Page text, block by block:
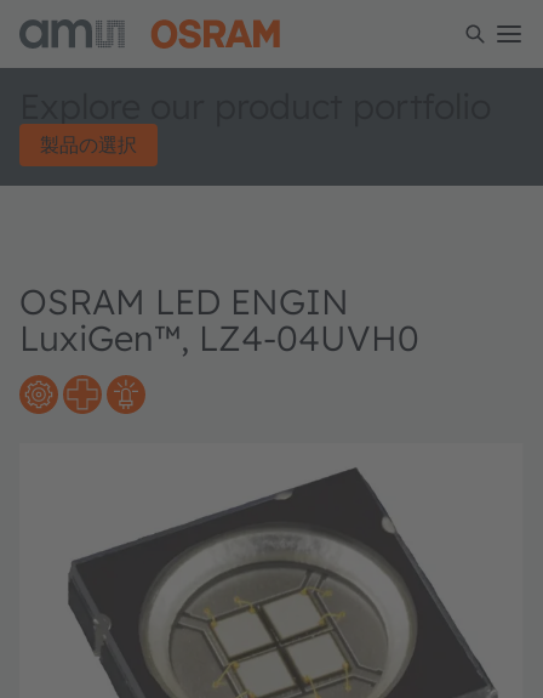
製品の選択
OSRAM LED ENGIN
LuxiGen™, LZ4-04UVH0